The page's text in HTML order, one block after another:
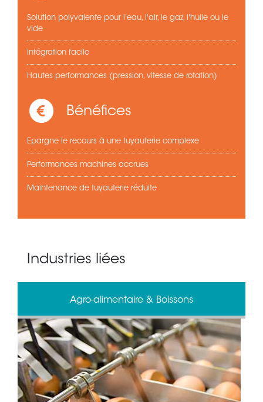
Solution polyvalente pour l'eau, l'air, le gaz, l'huile ou le
vide
Intégration facile
Hautes performances (pression, vitesse de rotation)
Bénéfices
Epargne le recours à une tuyauterie complexe
Performances machines accrues
Maintenance de tuyauterie réduite
Industries liées
Agro-alimentaire & Boissons